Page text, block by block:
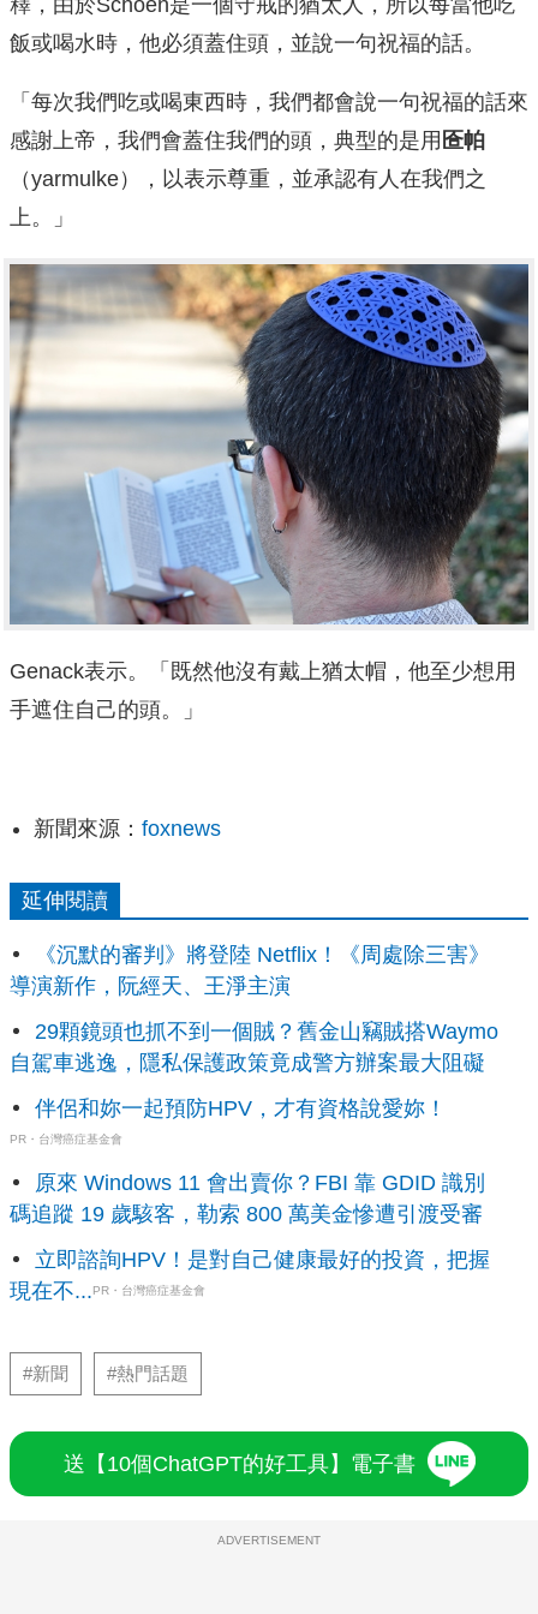
飯或喝水時，他必須蓋住頭，並說一句祝福的話。
「每次我們吃或喝東西時，我們都會說一句祝福的話來
感謝上帝，我們會蓋住我們的頭，典型的是用 匼帕
（yarmulke），以表示尊重，並承認有人在我們之
上。」
Genack表示。「既然他沒有戴上猶太帽，他至少想用
手遮住自己的頭。」
新聞來源： foxnews
延伸閱讀
《沉默的審判》將登陸 Netflix！《周處除三害》
導演新作，阮經天、王淨主演
29顆鏡頭也抓不到一個賊？舊金山竊賊搭Waymo
自駕車逃逸，隱私保護政策竟成警方辦案最大阻礙
伴侶和妳一起預防HPV，才有資格說愛妳！
PR・台灣癌症基金會
原來 Windows 11 會出賣你？FBI 靠 GDID 識別
碼追蹤 19 歲駭客，勒索 800 萬美金慘遭引渡受審
立即諮詢HPV！是對自己健康最好的投資，把握
現在不...PR・台灣癌症基金會
#新聞 #熱門話題
送【10個ChatGPT的好工具】電子書
ADVERTISEMENT